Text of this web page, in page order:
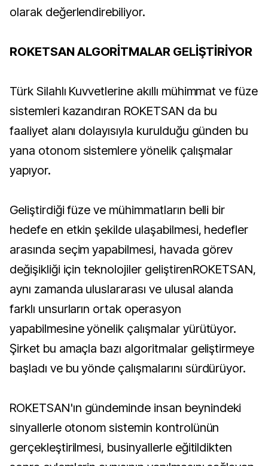
olarak değerlendirebiliyor.
ROKETSAN ALGORİTMALAR GELİŞTİRİYOR
Türk Silahlı Kuvvetlerine akıllı mühimmat ve füze
sistemleri kazandıran ROKETSAN da bu
faaliyet alanı dolayısıyla kurulduğu günden bu
yana otonom sistemlere yönelik çalışmalar
yapıyor.
Geliştirdiği füze ve mühimmatların belli bir
hedefe en etkin şekilde ulaşabilmesi, hedefler
arasında seçim yapabilmesi, havada görev
değişikliği için teknolojiler geliştirenROKETSAN,
aynı zamanda uluslararası ve ulusal alanda
farklı unsurların ortak operasyon
yapabilmesine yönelik çalışmalar yürütüyor.
Şirket bu amaçla bazı algoritmalar geliştirmeye
başladı ve bu yönde çalışmalarını sürdürüyor.
ROKETSAN'ın gündeminde insan beynindeki
sinyallerle otonom sistemin kontrolünün
gerçekleştirilmesi, businyallerle eğitildikten